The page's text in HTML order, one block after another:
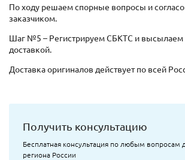
По ходу решаем спорные вопросы и
заказчиком.
Шаг №5 – Регистрируем СБКТС и высылаем
доставкой.
Доставка оригиналов действует по всей
Получить консультацию
Бесплатная консультация по любым вопросам
региона России